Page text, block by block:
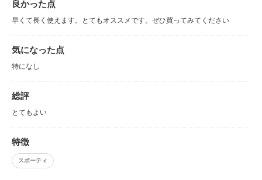
良かった点
早くて長く使えます。とてもオススメです。ぜひ買ってみてください
気になった点
特になし
総評
とてもよい
特徴
スポーティ